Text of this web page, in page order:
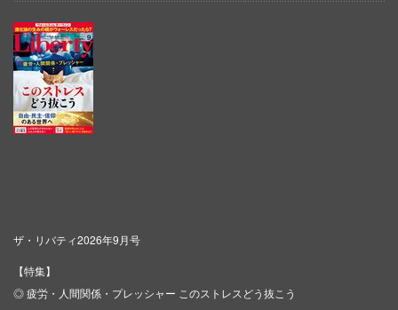
ザ・リバティ2026年9月号
【特集】
◎ 疲労・人間関係・プレッシャー このストレスどう抜こう